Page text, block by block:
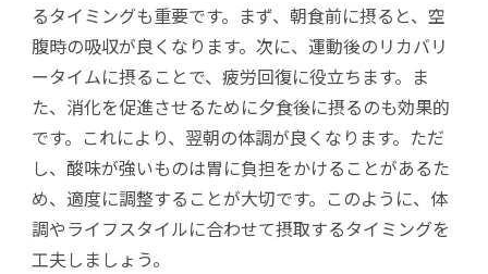
るタイミングも重要です。まず、朝食前に摂ると、空
腹時の吸収が良くなります。次に、運動後のリカバリ
ータイムに摂ることで、疲労回復に役立ちます。ま
た、消化を促進させるために夕食後に摂るのも効果的
です。これにより、翌朝の体調が良くなります。ただ
し、酸味が強いものは胃に負担をかけることがあるた
め、適度に調整することが大切です。このように、体
調やライフスタイルに合わせて摂取するタイミングを
工夫しましょう。